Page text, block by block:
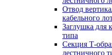
Отвод
кабельного
Заглушка для
типа
Секция Т-
лестничного